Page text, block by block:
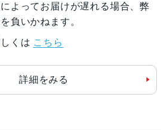
よってお届けが遅れる場合、弊
負いかねます。
くは こちら
詳細をみる